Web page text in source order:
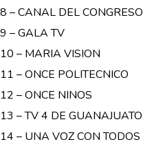
8 – CANAL DEL CONGRESO
9 – GALA TV
10 – MARIA VISION
11 – ONCE POLITECNICO
12 – ONCE NINOS
13 – TV 4 DE GUANAJUATO
14 – UNA VOZ CON TODOS